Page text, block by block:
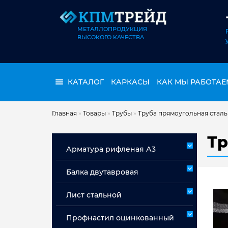
МЕТАЛЛОПРОДУКЦИЯ
ВЫСОКОГО КАЧЕСТВА
КАТАЛОГ КАРКАСЫ КАК МЫ
Главная » Товары » Трубы » Труба прямоугольная
Арматура рифленая А3
Арматура мерная А3
Балка двутавровая
Лист стальной
Профнастил оцинкованный